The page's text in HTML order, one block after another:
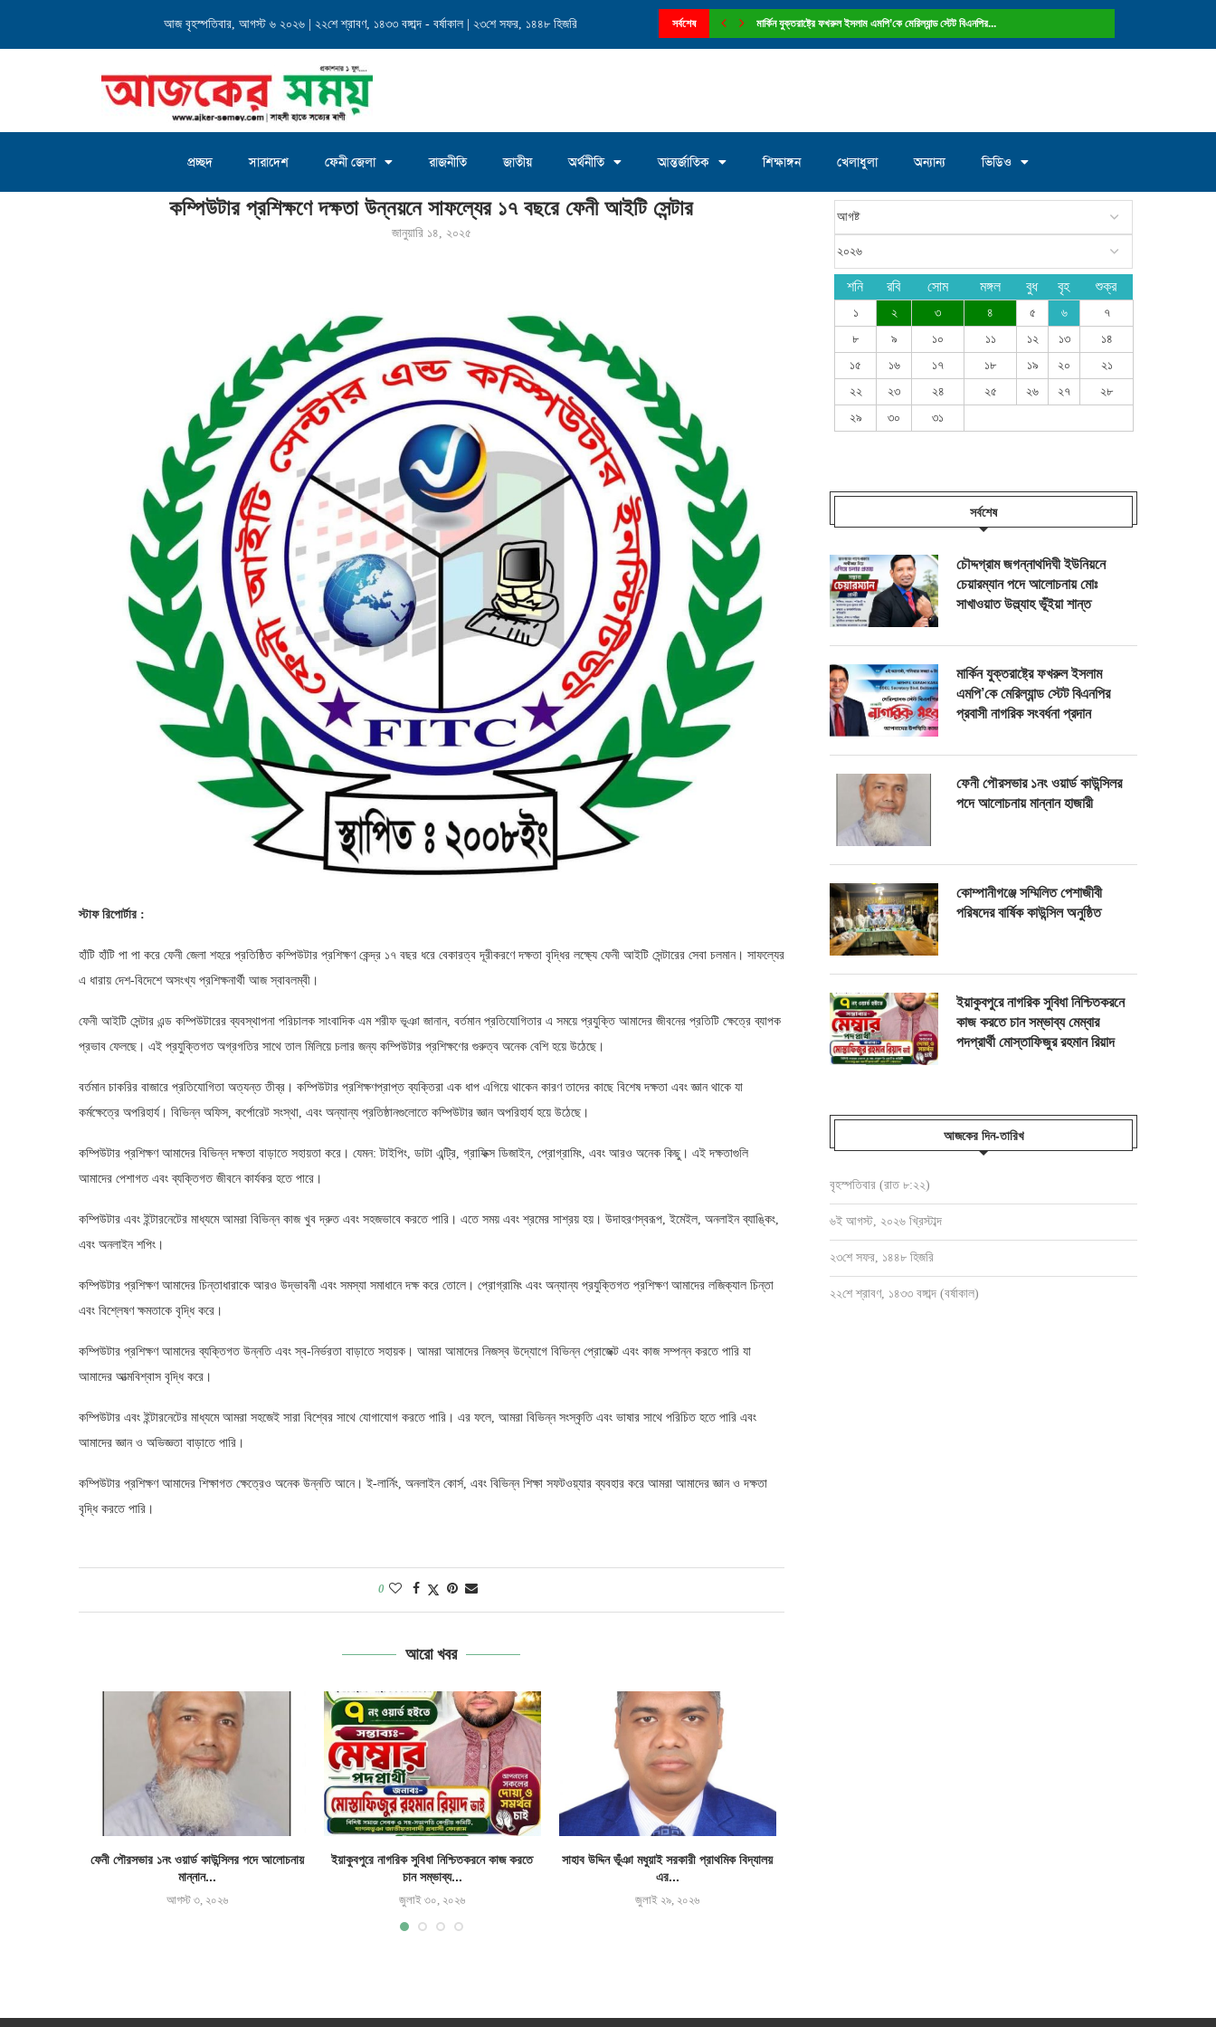
আজ বৃহস্পতিবার, আগস্ট ৬ ২০২৬ | ২২শে শ্রাবণ, ১৪৩৩ বঙ্গাব্দ - বর্ষাকাল | ২৩শে সফর, ১৪৪৮ হিজরি সর্বশেষ
চৌদ্দগ্রাম জগন্নাথদিঘী ইউনিয়নে চেয়ারম্যান পদে আলোচনায় মোঃ সাখাওয়াত... মার্কিন যুক্তরাষ্ট্রে ফখরুল ইসলাম এমপি’কে মেরিল্যান্ড স্টেট বিএনপির...
প্রচ্ছদ সারাদেশ ফেনী জেলা রাজনীতি জাতীয় অর্থনীতি আন্তর্জাতিক শিক্ষাঙ্গন খেলাধুলা অন্যান্য ভিডিও
কম্পিউটার প্রশিক্ষণে দক্ষতা উন্নয়নে সাফল্যের ১৭ বছরে ফেনী আইটি সেন্টার
কম্পিউটার প্রশিক্ষণে দক্ষতা উন্নয়নে সাফল্যের ১৭ বছরে ফেনী আইটি সেন্টার
জানুয়ারি ১৪, ২০২৫
স্টাফ রিপোর্টার :
হাঁটি হাঁটি পা পা করে ফেনী জেলা শহরে প্রতিষ্ঠিত কম্পিউটার প্রশিক্ষণ কেন্দ্র ১৭ বছর ধরে বেকারত্ব দূরীকরণে দক্ষতা বৃদ্ধির লক্ষ্যে ফেনী আইটি সেন্টারের সেবা চলমান। সাফল্যের
এ ধারায় দেশ-বিদেশে অসংখ্য প্রশিক্ষনার্থী আজ স্বাবলম্বী।
ফেনী আইটি সেন্টার এন্ড কম্পিউটারের ব্যবস্থাপনা পরিচালক সাংবাদিক এম শরীফ ভূঞা জানান, বর্তমান প্রতিযোগিতার এ সময়ে প্রযুক্তি আমাদের জীবনের প্রতিটি ক্ষেত্রে ব্যাপক
প্রভাব ফেলছে। এই প্রযুক্তিগত অগ্রগতির সাথে তাল মিলিয়ে চলার জন্য কম্পিউটার প্রশিক্ষণের গুরুত্ব অনেক বেশি হয়ে উঠেছে।
বর্তমান চাকরির বাজারে প্রতিযোগিতা অত্যন্ত তীব্র। কম্পিউটার প্রশিক্ষণপ্রাপ্ত ব্যক্তিরা এক ধাপ এগিয়ে থাকেন কারণ তাদের কাছে বিশেষ দক্ষতা এবং জ্ঞান থাকে যা
কর্মক্ষেত্রে অপরিহার্য। বিভিন্ন অফিস, কর্পোরেট সংস্থা, এবং অন্যান্য প্রতিষ্ঠানগুলোতে কম্পিউটার জ্ঞান অপরিহার্য হয়ে উঠেছে।
কম্পিউটার প্রশিক্ষণ আমাদের বিভিন্ন দক্ষতা বাড়াতে সহায়তা করে। যেমন: টাইপিং, ডাটা এন্ট্রি, গ্রাফিক্স ডিজাইন, প্রোগ্রামিং, এবং আরও অনেক কিছু। এই দক্ষতাগুলি
আমাদের পেশাগত এবং ব্যক্তিগত জীবনে কার্যকর হতে পারে।
কম্পিউটার এবং ইন্টারনেটের মাধ্যমে আমরা বিভিন্ন কাজ খুব দ্রুত এবং সহজভাবে করতে পারি। এতে সময় এবং শ্রমের সাশ্রয় হয়। উদাহরণস্বরূপ, ইমেইল, অনলাইন ব্যাঙ্কিং,
এবং অনলাইন শপিং।
কম্পিউটার প্রশিক্ষণ আমাদের চিন্তাধারাকে আরও উদ্ভাবনী এবং সমস্যা সমাধানে দক্ষ করে তোলে। প্রোগ্রামিং এবং অন্যান্য প্রযুক্তিগত প্রশিক্ষণ আমাদের লজিক্যাল চিন্তা
এবং বিশ্লেষণ ক্ষমতাকে বৃদ্ধি করে।
কম্পিউটার প্রশিক্ষণ আমাদের ব্যক্তিগত উন্নতি এবং স্ব-নির্ভরতা বাড়াতে সহায়ক। আমরা আমাদের নিজস্ব উদ্যোগে বিভিন্ন প্রোজেক্ট এবং কাজ সম্পন্ন করতে পারি যা
আমাদের আত্মবিশ্বাস বৃদ্ধি করে।
কম্পিউটার এবং ইন্টারনেটের মাধ্যমে আমরা সহজেই সারা বিশ্বের সাথে যোগাযোগ করতে পারি। এর ফলে, আমরা বিভিন্ন সংস্কৃতি এবং ভাষার সাথে পরিচিত হতে পারি এবং
আমাদের জ্ঞান ও অভিজ্ঞতা বাড়াতে পারি।
কম্পিউটার প্রশিক্ষণ আমাদের শিক্ষাগত ক্ষেত্রেও অনেক উন্নতি আনে। ই-লার্নিং, অনলাইন কোর্স, এবং বিভিন্ন শিক্ষা সফটওয়্যার ব্যবহার করে আমরা আমাদের জ্ঞান ও দক্ষতা
বৃদ্ধি করতে পারি।
0
আরো খবর
ফেনী পৌরসভার ১নং ওয়ার্ড কাউন্সিলর পদে আলোচনায়
মান্নান...
আগস্ট ৩, ২০২৬
ইয়াকুবপুরে নাগরিক সুবিধা নিশ্চিতকরনে কাজ করতে
চান সম্ভাব্য...
জুলাই ৩০, ২০২৬
সাহাব উদ্দিন ভূঁঞা মধুয়াই সরকারী প্রাথমিক বিদ্যালয়
এর...
জুলাই ২৯, ২০২৬
শনি রবি সোম মঙ্গল বুধ বৃহ শুক্র
১ ২ ৩ ৪ ৫ ৬
৭
৮
৯ ১০ ১১ ১২ ১৩
১৪
১৫
১৬ ১৭ ১৮ ১৯ ২০
২১
২২
২৩ ২৪ ২৫ ২৬ ২৭
২৮
২৯
৩০ ৩১
সর্বশেষ
চৌদ্দগ্রাম জগন্নাথদিঘী ইউনিয়নে
চেয়ারম্যান পদে আলোচনায় মোঃ
সাখাওয়াত উল্ল্যাহ ভূঁইয়া শান্ত
মার্কিন যুক্তরাষ্ট্রে ফখরুল ইসলাম
এমপি’কে মেরিল্যান্ড স্টেট বিএনপির
প্রবাসী নাগরিক সংবর্ধনা প্রদান
ফেনী পৌরসভার ১নং ওয়ার্ড কাউন্সিলর
পদে আলোচনায় মান্নান হাজারী
কোম্পানীগঞ্জে সম্মিলিত পেশাজীবী
পরিষদের বার্ষিক কাউন্সিল অনুষ্ঠিত
ইয়াকুবপুরে নাগরিক সুবিধা নিশ্চিতকরনে
কাজ করতে চান সম্ভাব্য মেম্বার
পদপ্রার্থী মোস্তাফিজুর রহমান রিয়াদ
আজকের দিন-তারিখ
বৃহস্পতিবার (রাত ৮:২২)
৬ই আগস্ট, ২০২৬ খ্রিস্টাব্দ
২৩শে সফর, ১৪৪৮ হিজরি
২২শে শ্রাবণ, ১৪৩৩ বঙ্গাব্দ (বর্ষাকাল)